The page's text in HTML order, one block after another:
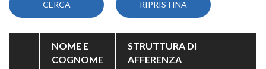
NOME E
COGNOME
STRUTTURA DI
AFFERENZA